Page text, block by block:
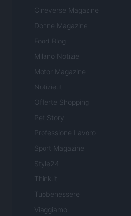
Cineverse Magazine
Donne Magazine
Food Blog
Milano Notizie
Motor Magazine
Notizie.it
Offerte Shopping
Pet Story
Professione Lavoro
Sport Magazine
Style24
Think.it
Tuobenessere
Viaggiamo